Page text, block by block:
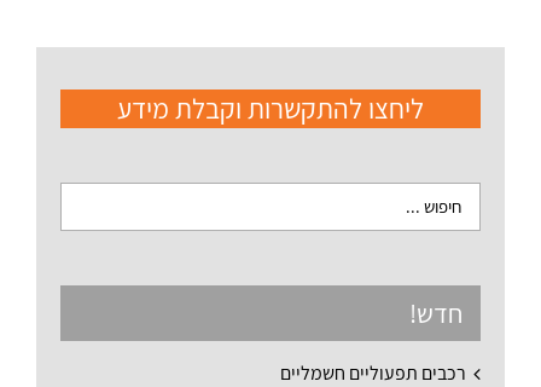
ליחצו להתקשרות וקבלת מידע
חדש!
רכבים תפעוליים חשמליים